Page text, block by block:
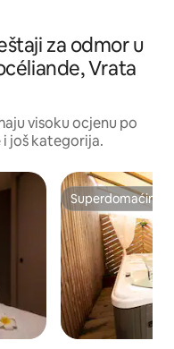
za odmor u
Vrata
visoku ocjenu po
još kategorija.
Superdomaćin
Superdomaćin